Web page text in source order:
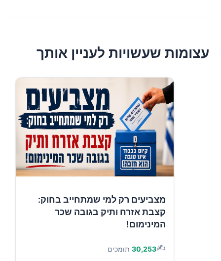
עצומות שעשויות לעניין אותך
מצביעים רק למי שמתחייב בחוק:
קצבת אזרח ותיק בגובה שכר
המינימום!
✍️
30,253 תומכים